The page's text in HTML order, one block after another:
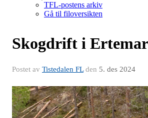
TFL-postens arkiv
Gå til filoversikten
Skogdrift i
Postet av Tistedalen FLden 5. des 2024